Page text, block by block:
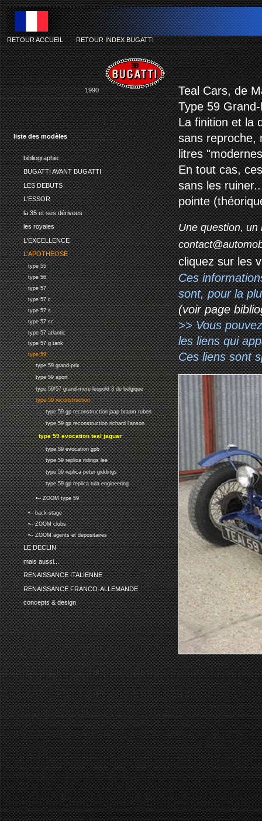
liste des modèles
bibliographie
BUGATTI AVANT BUGATTI
LES DEBUTS
L'ESSOR
la 35 et ses dérivees
les royales
L'EXCELLENCE
L'APOTHEOSE
type 55
type 56
type 57
type 57 c
type 57 s
type 57 sc
type 57 atlantic
type 57 g tank
type 59
type 59 grand-prix
type 59 sport
type 59/57 grand-mere leopold 3 de belgique
type 59 reconstruction
type 59 gp reconstruction jaap braam ruben
type 59 gp reconstruction richard l'anson
type 59 evocation teal jaguar
type 59 evocation gpb
type 59 replica ridings lee
type 59 replica peter giddings
type 59 gp replica tula engineering
•-- ZOOM type 59
•-- back-stage
•-- ZOOM clubs
•-- ZOOM agents et depositaires
LE DECLIN
mais aussi...
RENAISSANCE ITALIENNE
RENAISSANCE FRANCO-ALLEMANDE
concepts & design
RETOUR ACCUEIL-RETOUR INDEX BUGATTI
1990
Teal Cars, de
Type 59
La finition et la
sans reproche,
litres
En tout cas,
sans les
pointe
Une question, un
cliquez sur les
Ces
sont, pour la
(voir page
>> Vous
les liens qui
Ces liens sont